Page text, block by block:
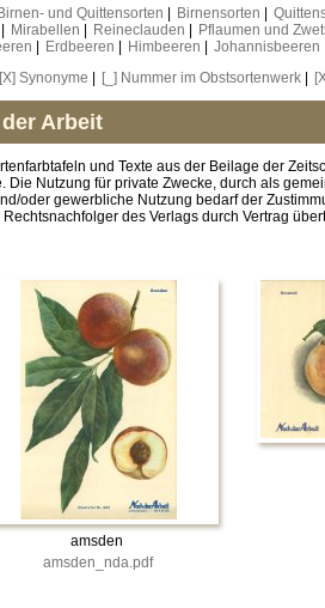
Birnen- und Quittensorten Birnensorten
Mirabellen Reineclauden Pflaumen und
Erdbeeren Himbeeren Johannisbeeren
[X] Synonyme [_] Nummer im Obstsortenwerk
Arbeit
und Texte aus der Beilage der
Die Nutzung für private Zwecke, durch als
oder gewerbliche Nutzung bedarf der
des Verlags durch Vertrag
amsden
amsden_nda.pdf